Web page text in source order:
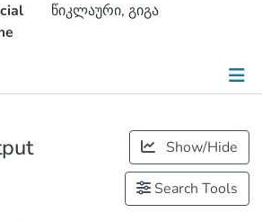
წიკლაური, გიგა
Show/Hide
Search Tools